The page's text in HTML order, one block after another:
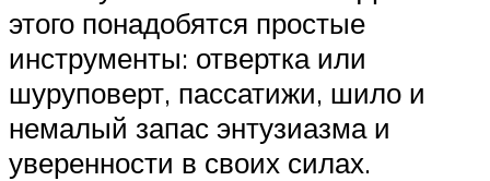
этого понадобятся простые
инструменты: отвертка или
шуруповерт, пассатижи, шило и
немалый запас энтузиазма и
уверенности в своих силах.